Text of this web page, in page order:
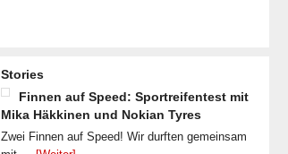
Stories
Finnen auf Speed: Sportreifentest mit
Mika Häkkinen und Nokian Tyres
Zwei Finnen auf Speed! Wir durften gemeinsam